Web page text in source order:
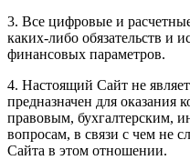
3. Все цифровые и
каких-либо обязательств и
финансовых параметров.
4. Настоящий Сайт не
предназначен для оказания
правовым, бухгалтерским,
вопросам, в связи с чем не
Сайта в этом отношении.